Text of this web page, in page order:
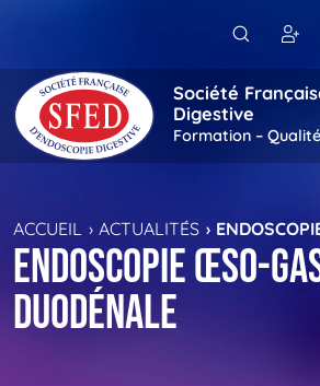
Société
Digestive
Formation –
ACCUEIL ACTUALITÉS
Endoscopie Œso-
Duodénale